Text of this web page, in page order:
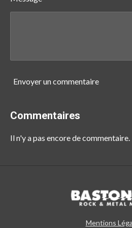
Envoyer un commentaire
Commentaires
Il n'y a pas encore de commentaire.
Mentions